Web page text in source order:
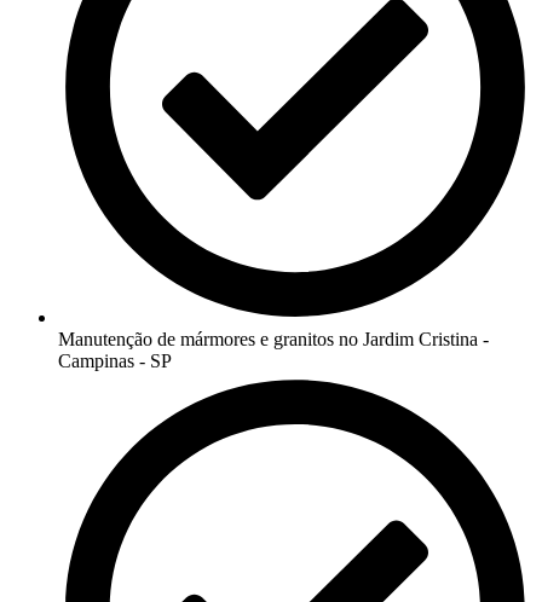
Manutenção de mármores e granitos no Jardim Cristina -
Campinas - SP